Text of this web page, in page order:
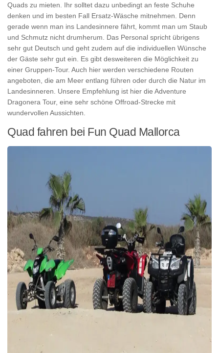
Quads zu mieten. Ihr solltet dazu unbedingt an feste Schuhe
denken und im besten Fall Ersatz-Wäsche mitnehmen. Denn
gerade wenn man ins Landesinnere fährt, kommt man um Staub
und Schmutz nicht drumherum. Das Personal spricht übrigens
sehr gut Deutsch und geht zudem auf die individuellen Wünsche
der Gäste sehr gut ein. Es gibt desweiteren die Möglichkeit zu
einer Gruppen-Tour. Auch hier werden verschiedene Routen
angeboten, die am Meer entlang führen oder durch die Natur im
Landesinneren. Unsere Empfehlung ist hier die Adventure
Dragonera Tour, eine sehr schöne Offroad-Strecke mit
wundervollen Aussichten.
Quad fahren bei Fun Quad Mallorca